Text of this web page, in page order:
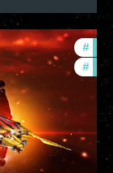
# in-
#